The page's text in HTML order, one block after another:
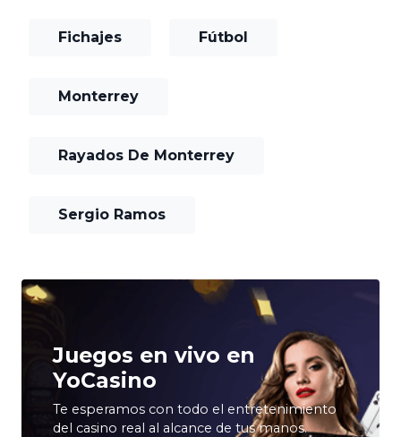
Fichajes Fútbol
Monterrey
Rayados De Monterrey
Sergio Ramos
Juegos en vivo en
YoCasino
Te esperamos con todo el entretenimiento
del casino real al alcance de tus manos.